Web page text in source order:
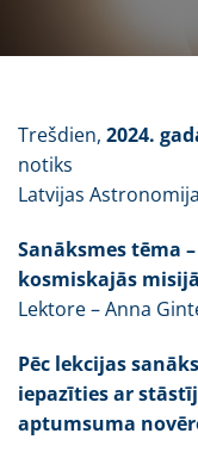
Trešdien, 2024.
notiks
Latvijas
Sanāksmes tēma
kosmiskajās
Lektore – Anna
Pēc lekcijas
iepazīties ar
aptumsuma